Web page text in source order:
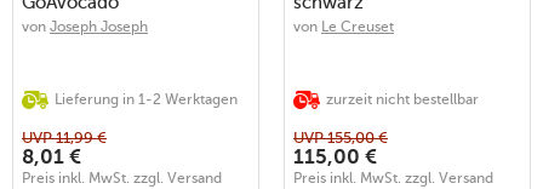
von Joseph Joseph
Lieferung in 1-2 Werktagen
UVP11,99 €
8,01 €
Preis inkl. MwSt. zzgl. Versand
von Le Creuset
zurzeit nicht bestellbar
UVP155,00 €
115,00 €
Preis inkl. MwSt. zzgl. Versand